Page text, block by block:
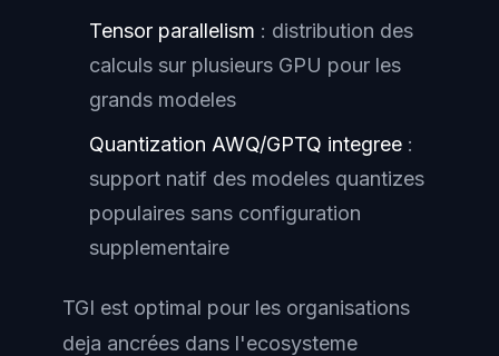
Tensor parallelism : distribution des
calculs sur plusieurs GPU pour les
grands modeles
Quantization AWQ/GPTQ integree :
support natif des modeles quantizes
populaires sans configuration
supplementaire
TGI est optimal pour les organisations
deja ancrées dans l'ecosysteme